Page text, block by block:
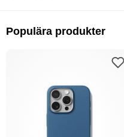
Populära produkter